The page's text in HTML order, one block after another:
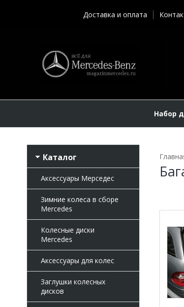
Доставка и оплата
Набор
Каталог
Аксессуары Мерседес
Зимние колеса в сборе
Mercedes
Колесные диски
Mercedes
Аксессуары для колес
Заглушки колесных
дисков